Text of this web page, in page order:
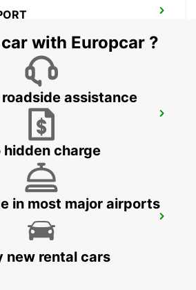
CROSS
KINGDOM
KINGDOM
with Europcar ?
assistance
hidden charge
in most major airports
new rental cars